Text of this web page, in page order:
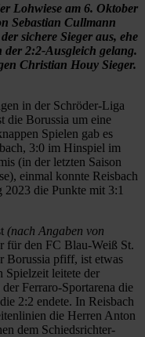
Lohwiese am 6. Oktober
Sebastian Cullmann
sichere Sieger aus, ehe
der 2:2-Ausgleich gelang.
Christian Houy Sieger.
in der Schröder-Liga
die Borussia um eine
Spielen gab es
3:0 im Hinspiel im
(in der letzten Saison
einmal konnte Reisbach
2023 die Punkte mit 3:1
(nach Angaben von
für den FC Blau-Weiß St.
Borussia pfiff, ist etwas
Spielzeit leitete der
Ferraro-Sportarena die
2:2 endete. In Reisbach
die Herren Anton
dem Schiedsrichter-